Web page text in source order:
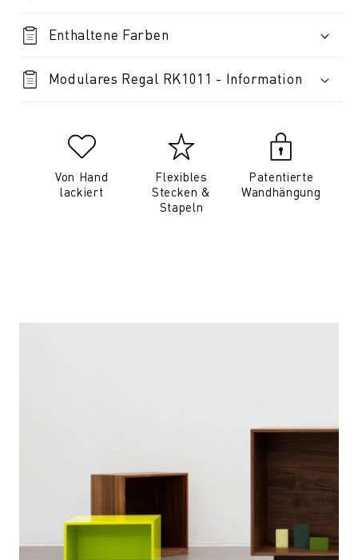
Enthaltene Farben
Modulares Regal RK1011 - Information
Von Hand
lackiert
Flexibles
Stecken &
Stapeln
Patentierte
Wandhängung